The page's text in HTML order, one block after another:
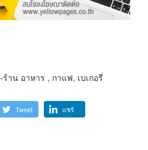
าน อาหาร , กาแฟ, เบเกอรี่
Tweet แชร์